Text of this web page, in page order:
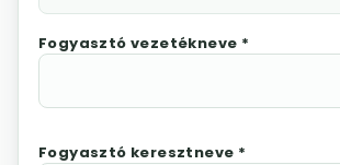
Fogyasztó vezetékneve *
Fogyasztó keresztneve *